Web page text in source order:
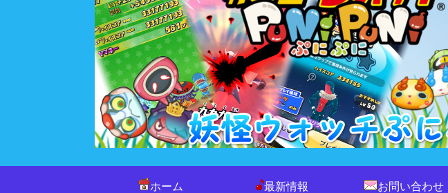
ホーム 最新情報 お問い合わせ